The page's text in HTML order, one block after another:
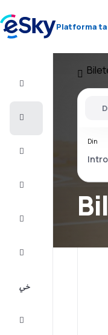
Platforma
Din